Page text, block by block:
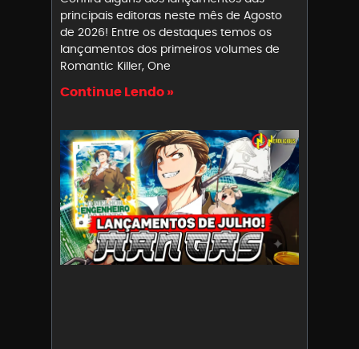
principais editoras neste mês de Agosto
de 2026! Entre os destaques temos os
lançamentos dos primeiros volumes de
Romantic Killer, One
Continue Lendo »